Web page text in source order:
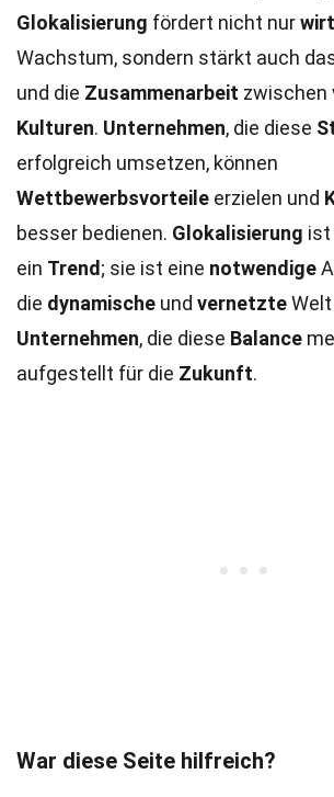
Glokalisierung fördert nicht nur
Wachstum, sondern stärkt auch
und die Zusammenarbeit zwischen
Kulturen. Unternehmen, die diese
erfolgreich umsetzen, können
Wettbewerbsvorteile erzielen und
besser bedienen. Glokalisierung ist
ein Trend ; sie ist eine notwendige
die dynamische und vernetzte
Unternehmen, die diese Balance
aufgestellt für die Zukunft.
War diese Seite hilfreich?